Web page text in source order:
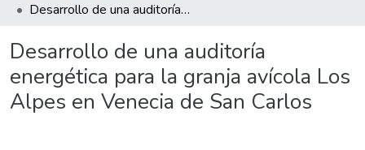
Desarrollo de una auditoría energética para la granja avícola Los Alpes en Venecia de San Carlos
Desarrollo de una auditoría
energética para la granja avícola Los
Alpes en Venecia de San Carlos